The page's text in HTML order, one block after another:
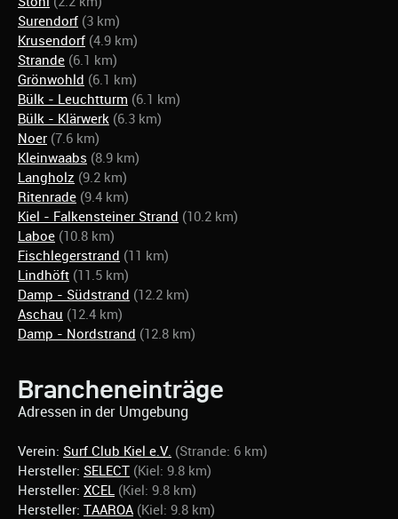
Surendorf (3 km)
Krusendorf (4.9 km)
Strande (6.1 km)
Grönwohld (6.1 km)
Bülk - Leuchtturm (6.1 km)
Bülk - Klärwerk (6.3 km)
Noer (7.6 km)
Kleinwaabs (8.9 km)
Langholz (9.2 km)
Ritenrade (9.4 km)
Kiel - Falkensteiner Strand (10.2 km)
Laboe (10.8 km)
Fischlegerstrand (11 km)
Lindhöft (11.5 km)
Damp - Südstrand (12.2 km)
Aschau (12.4 km)
Damp - Nordstrand (12.8 km)
Brancheneinträge
Adressen in der Umgebung
Verein: Surf Club Kiel e.V. (Strande: 6 km)
Hersteller: SELECT (Kiel: 9.8 km)
Hersteller: XCEL (Kiel: 9.8 km)
Hersteller: TAAROA (Kiel: 9.8 km)